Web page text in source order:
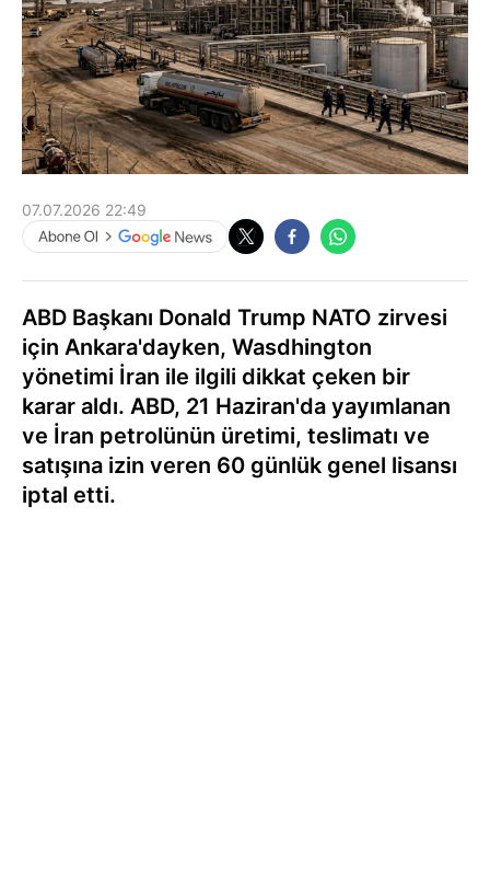
07.07.2026 22:49
ABD Başkanı Donald Trump NATO zirvesi
için Ankara'dayken, Wasdhington
yönetimi İran ile ilgili dikkat çeken bir
karar aldı. ABD, 21 Haziran'da yayımlanan
ve İran petrolünün üretimi, teslimatı ve
satışına izin veren 60 günlük genel lisansı
iptal etti.